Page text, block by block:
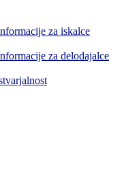
za iskalce
za delodajalce